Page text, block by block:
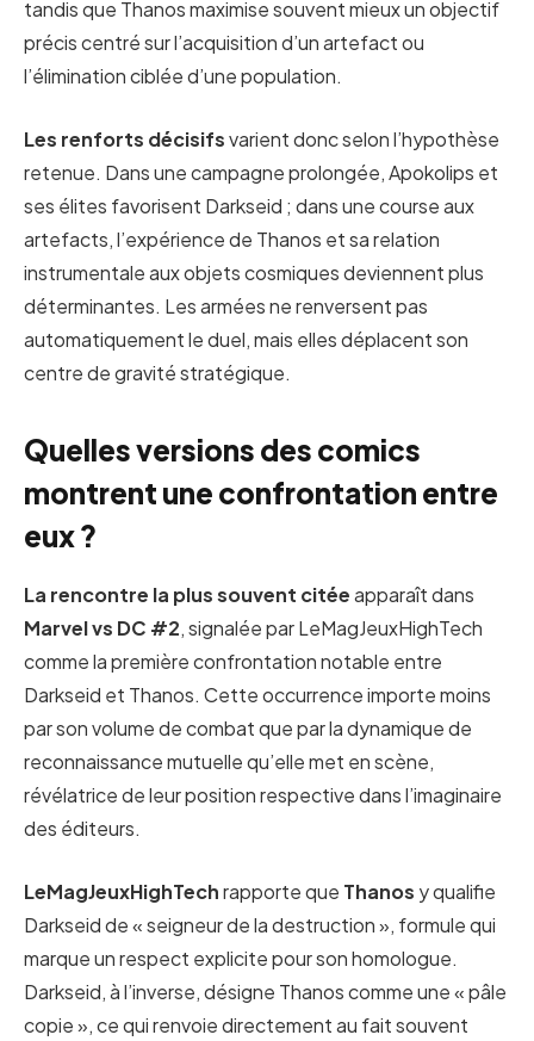
tandis que Thanos maximise souvent mieux un objectif
précis centré sur l’acquisition d’un artefact ou
l’élimination ciblée d’une population.
Les renforts décisifsvarient donc selon l’hypothèse
retenue. Dans une campagne prolongée, Apokolips et
ses élites favorisent Darkseid ; dans une course aux
artefacts, l’expérience de Thanos et sa relation
instrumentale aux objets cosmiques deviennent plus
déterminantes. Les armées ne renversent pas
automatiquement le duel, mais elles déplacent son
centre de gravité stratégique.
Quelles versions des comics
montrent une confrontation entre
eux ?
La rencontre la plus souvent citéeapparaît dans
Marvel vs DC #2, signalée par LeMagJeuxHighTech
comme la première confrontation notable entre
Darkseid et Thanos. Cette occurrence importe moins
par son volume de combat que par la dynamique de
reconnaissance mutuelle qu’elle met en scène,
révélatrice de leur position respective dans l’imaginaire
des éditeurs.
LeMagJeuxHighTechrapporte que Thanos y qualifie
Darkseid de « seigneur de la destruction », formule qui
marque un respect explicite pour son homologue.
Darkseid, à l’inverse, désigne Thanos comme une « pâle
copie », ce qui renvoie directement au fait souvent